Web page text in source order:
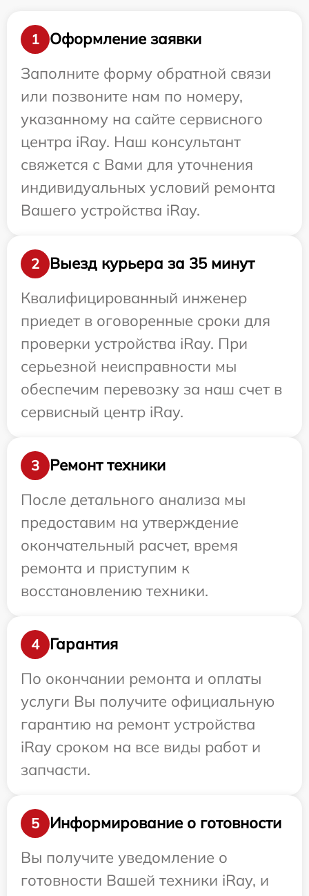
1
Оформление заявки
Заполните форму обратной связи
или позвоните нам по номеру,
указанному на сайте сервисного
центра iRay. Наш консультант
свяжется с Вами для уточнения
индивидуальных условий ремонта
Вашего устройства iRay.
2
Выезд курьера за 35 минут
Квалифицированный инженер
приедет в оговоренные сроки для
проверки устройства iRay. При
серьезной неисправности мы
обеспечим перевозку за наш счет в
сервисный центр iRay.
3
Ремонт техники
После детального анализа мы
предоставим на утверждение
окончательный расчет, время
ремонта и приступим к
восстановлению техники.
4
Гарантия
По окончании ремонта и оплаты
услуги Вы получите официальную
гарантию на ремонт устройства
iRay сроком на все виды работ и
запчасти.
5
Информирование о готовности
Вы получите уведомление о
готовности Вашей техники iRay, и